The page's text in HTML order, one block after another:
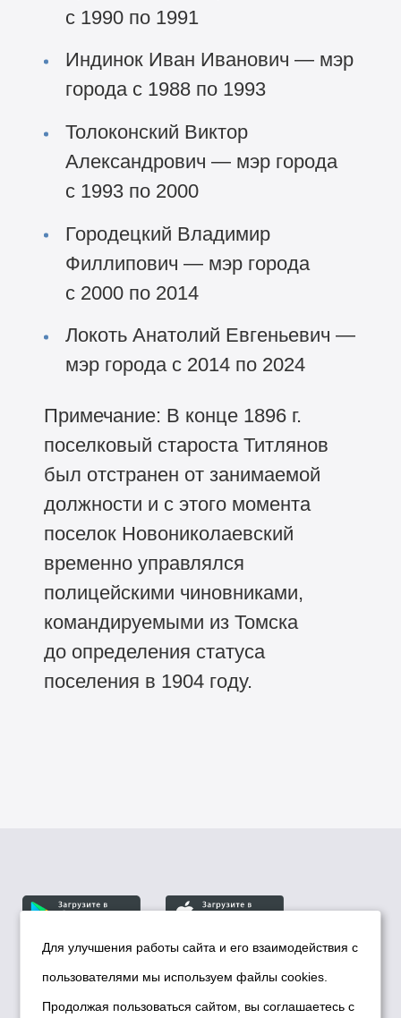
с 1990 по 1991
Индинок Иван Иванович — мэр
города с 1988 по 1993
Толоконский Виктор
Александрович — мэр города
с 1993 по 2000
Городецкий Владимир
Филлипович — мэр города
с 2000 по 2014
Локоть Анатолий Евгеньевич —
мэр города с 2014 по 2024
Примечание: В конце 1896 г.
поселковый староста Титлянов
был отстранен от занимаемой
должности и с этого момента
поселок Новониколаевский
временно управлялся
полицейскими чиновниками,
командируемыми из Томска
до определения статуса
поселения в 1904 году.
© Департамент информационной политики мэрии
города Новосибирска, 2026
Для улучшения работы сайта и его взаимодействия с
пользователями мы используем файлы cookies.
Продолжая пользоваться сайтом, вы соглашаетесь с